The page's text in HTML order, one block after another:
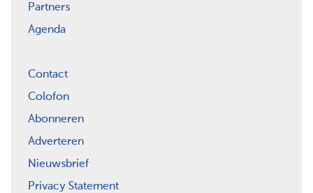
Partners
Agenda
Contact
Colofon
Abonneren
Adverteren
Nieuwsbrief
Privacy Statement